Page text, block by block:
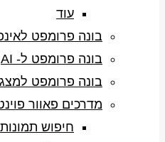
עוד
בונה פרומפט
בונה פרומפט ל- AI
בונה פרומפט
מדרכים פאוור
חיפוש